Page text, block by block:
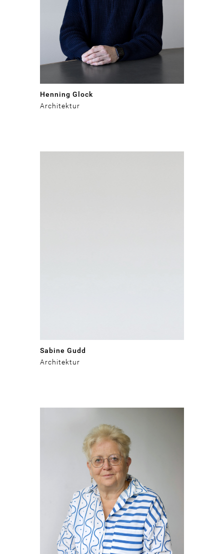
Henning Glock
Architektur
Sabine Gudd
Architektur